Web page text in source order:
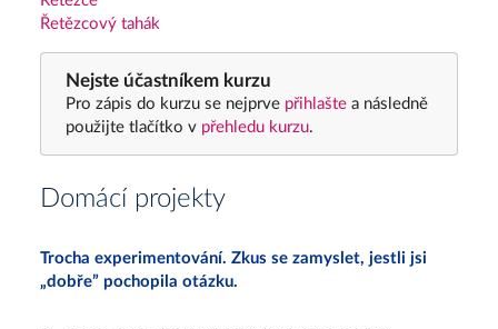
Řetězcový tahák
Nejste účastníkem kurzu
Pro zápis do kurzu se nejprvepřihlašte a následně
použijte tlačítko vpřehledu kurzu.
Domácí projekty
Trocha experimentování. Zkus se zamyslet, jestli jsi
„dobře” pochopila otázku.